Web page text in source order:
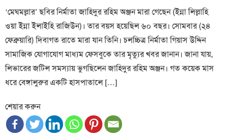
‘মেঘমল্লার’ ছবির নির্মাতা জাহিদুর রহিম অঞ্জন মারা গেছেন (ইন্না লিল্লাহি
ওয়া ইন্না ইলাইহি রাজিউন)। তার বয়স হয়েছিল ৬০ বছর। সোমবার (২৪
ফেব্রুয়ারি) দিবাগত রাতে মারা যান তিনি। চলচ্চিত্র নির্মাতা গিয়াস উদ্দিন
সামাজিক যোগাযোগ মাধ্যম ফেসবুকে তার মৃত্যুর খবর জানান। জানা যায়,
লিভারের জটিল সমস্যায় ভুগছিলেন জাহিদুর রহিম অঞ্জন। গত কয়েক মাস
ধরে বেঙ্গালুরুর একটি হাসপাতালে […]
শেয়ার করুন